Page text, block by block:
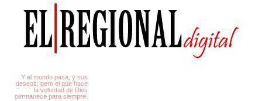
Y el mundo pasa, y sus
deseos; pero el que hace
la voluntad de Dios
permanece para siempre.